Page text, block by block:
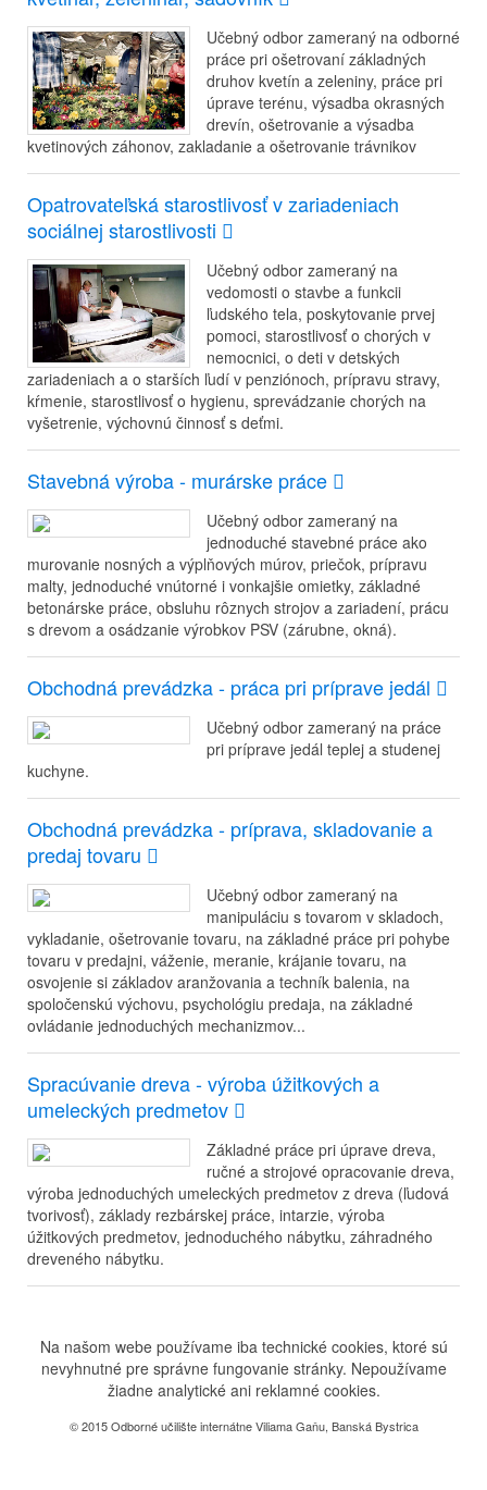
Učebný odbor zameraný na odborné
práce pri ošetrovaní základných
druhov kvetín a zeleniny, práce pri
úprave terénu, výsadba okrasných
drevín, ošetrovanie a výsadba
kvetinových záhonov, zakladanie a ošetrovanie trávnikov
Opatrovateľská starostlivosť v zariadeniach
sociálnej starostlivosti
Učebný odbor zameraný na
vedomosti o stavbe a funkcii
ľudského tela, poskytovanie prvej
pomoci, starostlivosť o chorých v
nemocnici, o deti v detských
zariadeniach a o starších ľudí v penziónoch, prípravu stravy,
kŕmenie, starostlivosť o hygienu, sprevádzanie chorých na
vyšetrenie, výchovnú činnosť s deťmi.
Stavebná výroba - murárske práce
Učebný odbor zameraný na
jednoduché stavebné práce ako
murovanie nosných a výplňových múrov, priečok, prípravu
malty, jednoduché vnútorné i vonkajšie omietky, základné
betonárske práce, obsluhu rôznych strojov a zariadení, prácu
s drevom a osádzanie výrobkov PSV (zárubne, okná).
Obchodná prevádzka - práca pri príprave jedál
Učebný odbor zameraný na práce
pri príprave jedál teplej a studenej
kuchyne.
Obchodná prevádzka - príprava, skladovanie a
predaj tovaru
Učebný odbor zameraný na
manipuláciu s tovarom v skladoch,
vykladanie, ošetrovanie tovaru, na základné práce pri pohybe
tovaru v predajni, váženie, meranie, krájanie tovaru, na
osvojenie si základov aranžovania a techník balenia, na
spoločenskú výchovu, psychológiu predaja, na základné
ovládanie jednoduchých mechanizmov...
Spracúvanie dreva - výroba úžitkových a
umeleckých predmetov
Základné práce pri úprave dreva,
ručné a strojové opracovanie dreva,
výroba jednoduchých umeleckých predmetov z dreva (ľudová
tvorivosť), základy rezbárskej práce, intarzie, výroba
úžitkových predmetov, jednoduchého nábytku, záhradného
dreveného nábytku.
Na našom webe používame iba technické cookies, ktoré sú
nevyhnutné pre správne fungovanie stránky. Nepoužívame
žiadne analytické ani reklamné cookies.
© 2015 Odborné učilište internátne Viliama Gaňu, Banská Bystrica